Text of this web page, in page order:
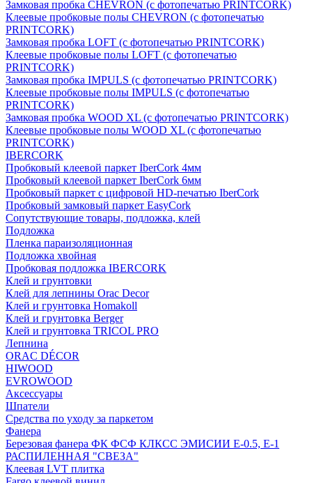
Замковая пробка CHEVRON (с фотопечатью PRINTCORK)
Клеевые пробковые полы CHEVRON (с фотопечатью
PRINTCORK)
Замковая пробка LOFT (с фотопечатью PRINTCORK)
Клеевые пробковые полы LOFT (с фотопечатью
PRINTCORK)
Замковая пробка IMPULS (с фотопечатью PRINTCORK)
Клеевые пробковые полы IMPULS (с фотопечатью
PRINTCORK)
Замковая пробка WOOD XL (с фотопечатью PRINTCORK)
Клеевые пробковые полы WOOD XL (с фотопечатью
PRINTCORK)
IBERCORK
Пробковый клеевой паркет IberCork 4мм
Пробковый клеевой паркет IberCork 6мм
Пробковый паркет с цифровой HD-печатью IberCork
Пробковый замковый паркет EasyCork
Сопутствующие товары, подложка, клей
Подложка
Пленка параизоляционная
Подложка хвойная
Пробковая подложка IBERCORK
Клей и грунтовки
Клей для лепнины Orac Decor
Клей и грунтовка Homakoll
Клей и грунтовка Berger
Клей и грунтовка TRICOL PRO
Лепнина
ORAC DÉCOR
HIWOOD
EVROWOOD
Аксессуары
Шпатели
Средства по уходу за паркетом
Фанера
Березовая фанера ФК ФСФ КЛКСС ЭМИСИИ Е-0.5, Е-1
РАСПИЛЕННАЯ "СВЕЗА"
Клеевая LVT плитка